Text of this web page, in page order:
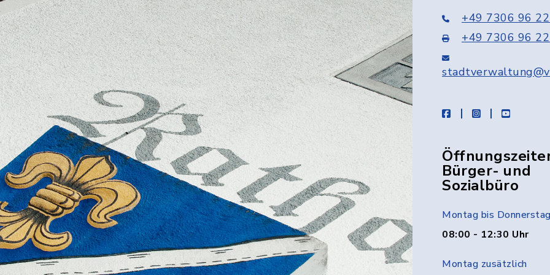
+49 7306 96
+49 7306 96
facebookinstagramyoutube
Bürger- und
Sozialbüro
Montag bis
08:00 - 12:30 Uhr
Montag zusätzlich